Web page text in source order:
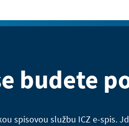
budete
spisovou službu ICZ e-spis.